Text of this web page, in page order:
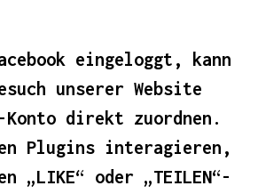
eingeloggt, kann
unserer Website
Konto direkt zuordnen.
Plugins interagieren,
„LIKE“ oder „TEILEN“-